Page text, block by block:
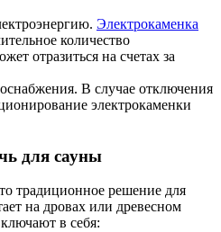
Электрокаменка
количество
отразиться на счетах за
В случае отключения
электрокаменки
для сауны
традиционное решение для
на дровах или древесном
в себя: